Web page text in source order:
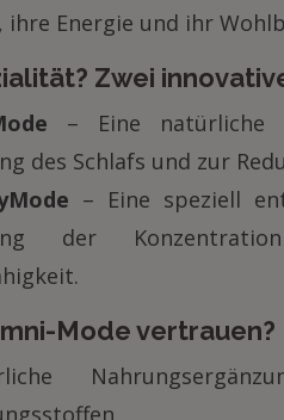
ihre Energie und ihr
Zwei
– Eine natürliche
des Schlafs und zur
– Eine speziell
der
Mode vertrauen?